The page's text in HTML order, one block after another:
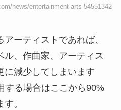
news/entertainment-arts-54551342
ーティストであれば、
ル、作曲家、アーティス
に減少してしまいます
する場合はここから90%
。